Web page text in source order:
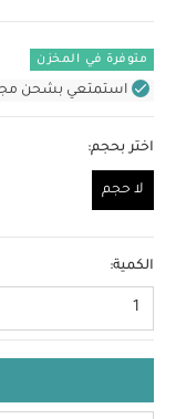
متوفرة في المخزن
استمتعي بشحن مجاني
اختر بحجم:
لا حجم
الكمية:
1